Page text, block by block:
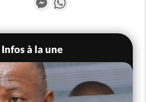
Infos à la une